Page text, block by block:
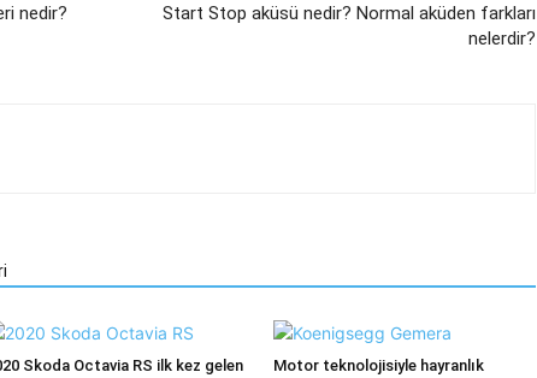
nedir?
Start Stop aküsü nedir? Normal aküden farkları
nelerdir?
Skoda Octavia RS ilk kez gelen
Motor teknolojisiyle hayranlık